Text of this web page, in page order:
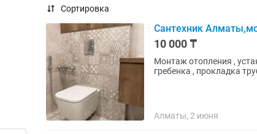
Сортировка
Сантехник
10 000 ₸
Монтаж отопления ,
гребенка , прокладка
Алматы, 2 июня